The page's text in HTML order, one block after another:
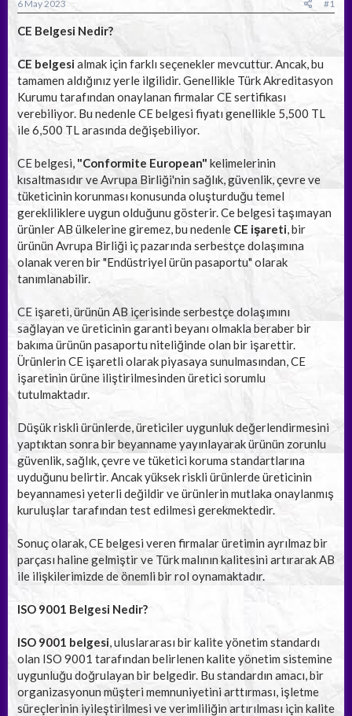
ş
l
t
a
n
t
a
h
i
6 May 2023 #1
CE Belgesi Nedir?
CE belgesi almak için farklı seçenekler mevcuttur. Ancak, bu
tamamen aldığınız yerle ilgilidir. Genellikle Türk Akreditasyon
Kurumu tarafından onaylanan firmalar CE sertifikası
verebiliyor. Bu nedenle CE belgesi fiyatı genellikle 5,500 TL
ile 6,500 TL arasında değişebiliyor.
CE belgesi, "Conformite European" kelimelerinin
kısaltmasıdır ve Avrupa Birliği'nin sağlık, güvenlik, çevre ve
tüketicinin korunması konusunda oluşturduğu temel
gerekliliklere uygun olduğunu gösterir. Ce belgesi taşımayan
ürünler AB ülkelerine giremez, bu nedenle CE işareti , bir
ürünün Avrupa Birliği iç pazarında serbestçe dolaşımına
olanak veren bir "Endüstriyel ürün pasaportu" olarak
tanımlanabilir.
CE işareti, ürünün AB içerisinde serbestçe dolaşımını
sağlayan ve üreticinin garanti beyanı olmakla beraber bir
bakıma ürünün pasaportu niteliğinde olan bir işarettir.
Ürünlerin CE işaretli olarak piyasaya sunulmasından, CE
işaretinin ürüne iliştirilmesinden üretici sorumlu
tutulmaktadır.
Düşük riskli ürünlerde, üreticiler uygunluk değerlendirmesini
yaptıktan sonra bir beyanname yayınlayarak ürünün zorunlu
güvenlik, sağlık, çevre ve tüketici koruma standartlarına
uyduğunu belirtir. Ancak yüksek riskli ürünlerde üreticinin
beyannamesi yeterli değildir ve ürünlerin mutlaka onaylanmış
kuruluşlar tarafından test edilmesi gerekmektedir.
Sonuç olarak, CE belgesi veren firmalar üretimin ayrılmaz bir
parçası haline gelmiştir ve Türk malının kalitesini artırarak AB
ile ilişkilerimizde de önemli bir rol oynamaktadır.
ISO 9001 Belgesi Nedir?
ISO 9001 belgesi , uluslararası bir kalite yönetim standardı
olan ISO 9001 tarafından belirlenen kalite yönetim sistemine
uygunluğu doğrulayan bir belgedir. Bu standardın amacı, bir
organizasyonun müşteri memnuniyetini arttırması, işletme
süreçlerinin iyileştirilmesi ve verimliliğin artırılması için kalite